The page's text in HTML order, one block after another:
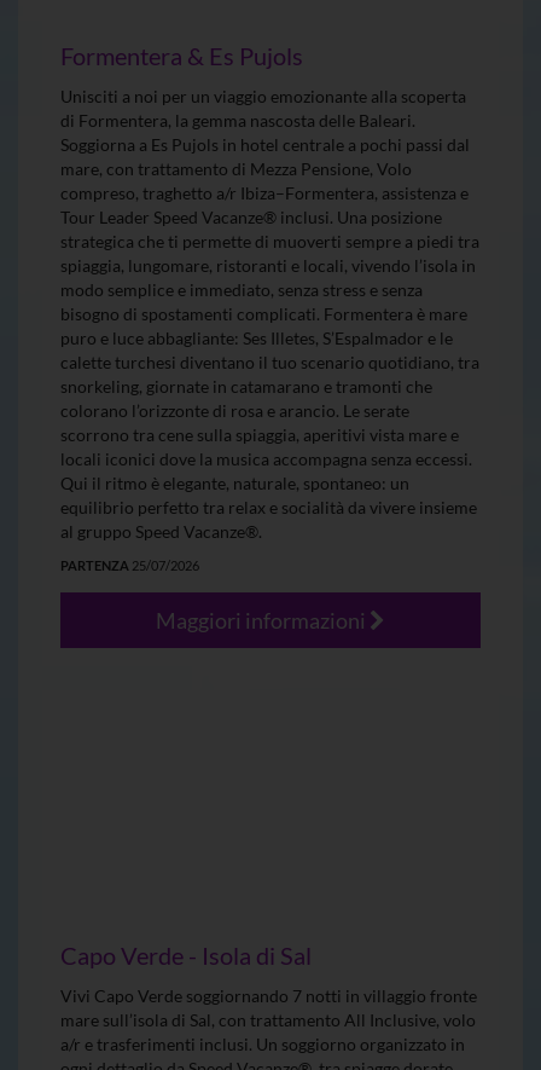
Formentera & Es Pujols
Unisciti a noi per un viaggio emozionante alla scoperta
di Formentera, la gemma nascosta delle Baleari.
Soggiorna a Es Pujols in hotel centrale a pochi passi dal
mare, con trattamento di Mezza Pensione, Volo
compreso, traghetto a/r Ibiza–Formentera, assistenza e
Tour Leader Speed Vacanze® inclusi. Una posizione
strategica che ti permette di muoverti sempre a piedi tra
spiaggia, lungomare, ristoranti e locali, vivendo l’isola in
modo semplice e immediato, senza stress e senza
bisogno di spostamenti complicati. Formentera è mare
puro e luce abbagliante: Ses Illetes, S’Espalmador e le
calette turchesi diventano il tuo scenario quotidiano, tra
snorkeling, giornate in catamarano e tramonti che
colorano l’orizzonte di rosa e arancio. Le serate
scorrono tra cene sulla spiaggia, aperitivi vista mare e
locali iconici dove la musica accompagna senza eccessi.
Qui il ritmo è elegante, naturale, spontaneo: un
equilibrio perfetto tra relax e socialità da vivere insieme
al gruppo Speed Vacanze®.
PARTENZA 25/07/2026
Maggiori informazioni
Capo Verde - Isola di Sal
Vivi Capo Verde soggiornando 7 notti in villaggio fronte
mare sull’isola di Sal, con trattamento All Inclusive, volo
a/r e trasferimenti inclusi. Un soggiorno organizzato in